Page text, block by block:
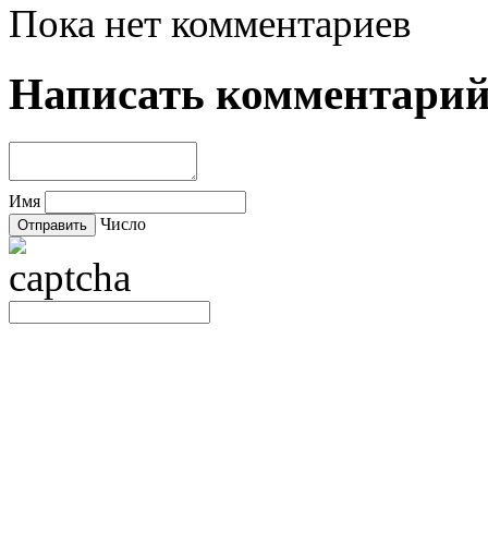
Пока нет комментариев
Написать
Имя
Число